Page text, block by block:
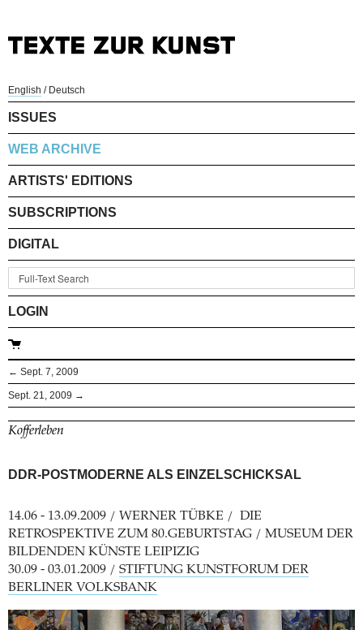
English / Deutsch
ISSUES
WEB ARCHIVE
ARTISTS' EDITIONS
SUBSCRIPTIONS
DIGITAL
LOGIN
← Sept. 7, 2009
Sept. 21, 2009 →
Kofferleben
DDR-POSTMODERNE ALS EINZELSCHICKSAL
14.06 - 13.09.2009 / WERNER TÜBKE / DIE
RETROSPEKTIVE ZUM 80.GEBURTSTAG / MUSEUM DER
BILDENDEN KÜNSTE LEIPIZIG
30.09 - 03.01.2009 / STIFTUNG KUNSTFORUM DER
BERLINER VOLKSBANK